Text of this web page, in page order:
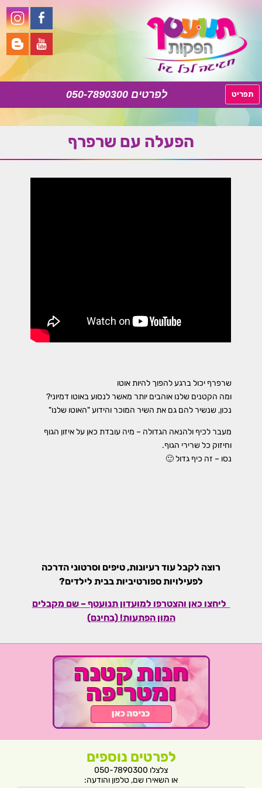
050-7890300 תפריט
לתוכן
הפעלה עם שרפרף
שרפרף יכול ברגע להפוך להיות אוטו
ומה הקטנים שלנו אוהבים יותר מאשר לנסוע באוטו דמיוני?
נכון, שנשיר להם גם את השיר המוכר והידוע "האוטו שלנו"
מעבר לכיף ולהנאה הגדולה – מיה עובדת כאן על איזון הגוף
וחיזוק כל שרירי הגוף.
נסו – זה כיף גדול 🙂
רוצה לקבל עוד רעיונות, טיפים וסרטוני הדרכה
לפעילויות ספורטיביות בבית לילדים?
ליחצו כאן והצטרפו למועדון תנועטף – שם מקבלים
המון הפתעות! (בחינם)
לפרטים נוספים
צלצלו 050-7890300
או השאירו שם, טלפון והודעה: